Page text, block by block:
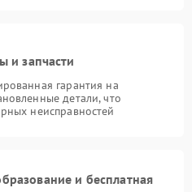
и запчасти
гарантия на
детали, что
неисправностей
и бесплатная